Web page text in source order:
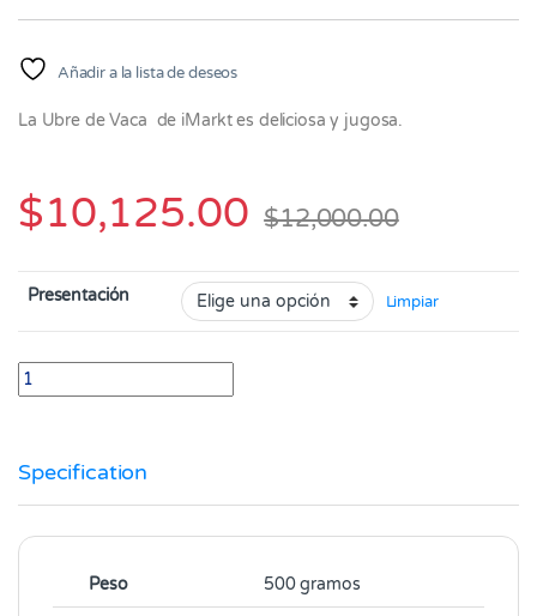
Añadir a la lista de deseos
La Ubre de Vaca de iMarkt es deliciosa y jugosa.
$10,125.00 $12,000.00
Presentación Limpiar
Ubre de Res paquete x 500 gramos quantity
Specification
Peso 500 gramos